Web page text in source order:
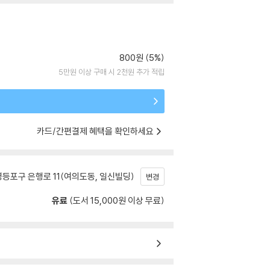
800원 (5%)
5만원 이상 구매 시 2천원 추가 적립
카드/간편결제 혜택을 확인하세요
포구 은행로 11(여의도동, 일신빌딩) 변경
유료 (도서 15,000원 이상 무료)